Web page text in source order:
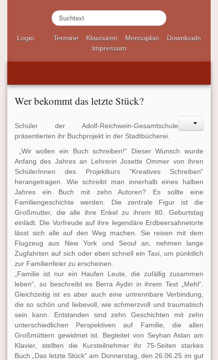
S
u
c
n
.
Login Termine Klausuren Mensaplan
Downloads
Impressum
Wer bekommt das letzte Stück?
Schüler der Adolf-Reichwein-Gesamtschule
präsentierten ihr Buchprojekt in der Stadtbücherei.
„Wir wollen ein Buch schreiben!“ Dieser Wunsch wurde
Anfang des Jahres an Lehrerin Josette Ommer von ihren
SchülerInnen des Projektkurs “Kreatives Schreiben“
herangetragen. Wie schreibt man innerhalb eines halben
Jahres ein Buch mit zehn Autoren? Es sollte eine
Familiengeschichte werden. Die zentrale Figur ist die
Großmutter, die alle ihre Enkel zu ihrem 80. Geburtstag
einlädt. Die Vorfreude auf ihre legendäre Erdbeersahnetorte
lässt sich alle auf den Weg machen. Sie reisen mit dem
Flugzeug aus New York und Seoul an, nehmen lange
Zugfahrten auf sich oder eben schnell ein Taxi, um pünktlich
zur Familienfeier zu erscheinen.
„Familie ist nur ein Haufen Leute, die zufällig zusammen
leben“, so beschreibt es Berra Aydin in ihrem Text „Mehl“.
Gleichzeitig ist es aber auch eine untrennbare Verbindung,
die so schön und liebevoll, wie schmerzvoll und traumatisch
sein kann. Entstanden sind zehn Geschichten mit zehn
unterschiedlichen Perspektiven auf Familie, die allen
Großmüttern gewidmet ist. Begleitet von Seyhan Aslan am
Klavier, stellten die Kursteilnehmer ihr 75-Seiten starkes
Buch „Das letzte Stück“ am Donnerstag, den 26.06.25 im gut